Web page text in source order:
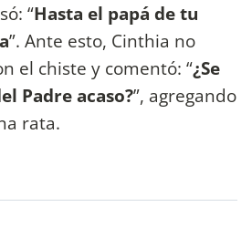
“Hasta el papá de tu
”. Ante esto, Cinthia no
el chiste y comentó: “¿Se
Padre acaso?”, agregando
rata.